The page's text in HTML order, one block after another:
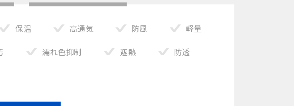
保温 高通気 防風
軽量
濡れ色抑制 遮熱
防透